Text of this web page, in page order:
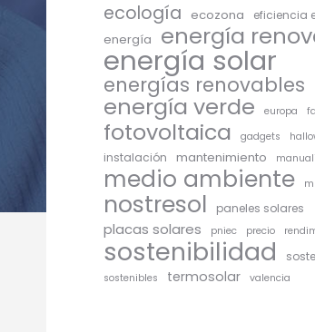
ecología ecozona eficiencia
energía energía
energía solar
energías renovables
energía verde europa
fotovoltaica gadgets
instalación mantenimiento
medio ambiente
nostresol paneles solares
placas solares pniec precio
sostenibilidad
sostenibles termosolar valencia